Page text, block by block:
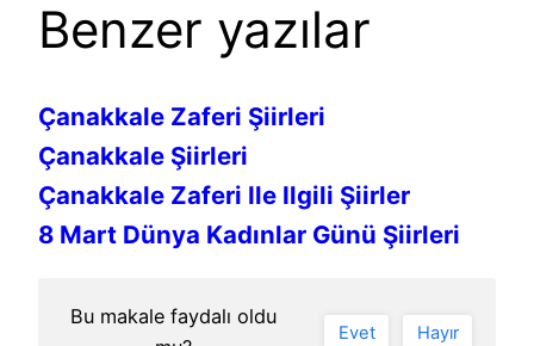
Benzer yazılar
Çanakkale Zaferi Şiirleri
Çanakkale Şiirleri
Çanakkale Zaferi Ile Ilgili Şiirler
8 Mart Dünya Kadınlar Günü Şiirleri
Bu makale faydalı oldu
Evet Hayır